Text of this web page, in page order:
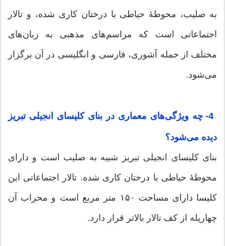
به صلیب، محوطهٔ حیاطی با درختان کاری شده، و تالار
اجتماعاتی است که مراسم‌های مذهبی به زبان‌های
مختلف از جمله آشوری، فارسی و انگلیسی در آن برگزار
می‌شود.
4- چه ویژگی‌های معماری در بنای کلیسای انجیلی تبریز
دیده می‌شود؟
بنای کلیسای انجیلی تبریز شبیه به صلیب است و دارای
محوطهٔ حیاطی با درختان کاری شده. تالار اجتماعاتی این
کلیسا دارای مساحت ۱۵۰ متر مربع است و محراب آن
چهارپله از کف تالار بالاتر قرار دارد.